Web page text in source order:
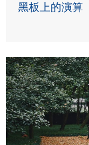
黑板上的演算